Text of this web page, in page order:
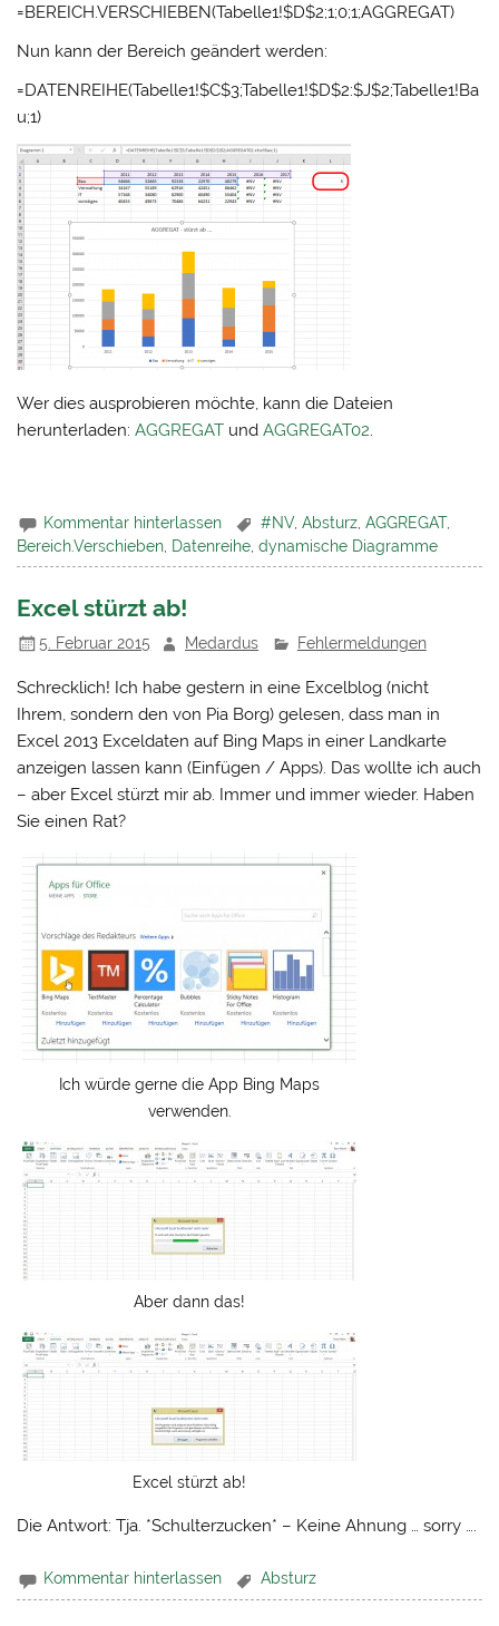
=BEREICH.VERSCHIEBEN(Tabelle1!$D$2;1;0;1;AGGREGAT)
Nun kann der Bereich geändert werden:
=DATENREIHE(Tabelle1!$C$3;Tabelle1!$D$2:$J$2;Tabelle1!Ba
u;1)
Wer dies ausprobieren möchte, kann die Dateien
herunterladen:AGGREGAT undAGGREGAT02.
Kommentar hinterlassen #NV,Absturz ,AGGREGAT,
Bereich.Verschieben Datenreihe ,dynamische Diagramme
Excel stürzt ab!
5. Februar 2015 Medardus Fehlermeldungen
Schrecklich! Ich habe gestern in eine Excelblog (nicht
Ihrem, sondern den von Pia Borg) gelesen, dass man in
Excel 2013 Exceldaten auf Bing Maps in einer Landkarte
anzeigen lassen kann (Einfügen / Apps). Das wollte ich auch
– aber Excel stürzt mir ab. Immer und immer wieder. Haben
Sie einen Rat?
Ich würde gerne die App Bing Maps
verwenden.
Aber dann das!
Excel stürzt ab!
Die Antwort: Tja. *Schulterzucken* – Keine Ahnung … sorry ….
Kommentar hinterlassen Absturz